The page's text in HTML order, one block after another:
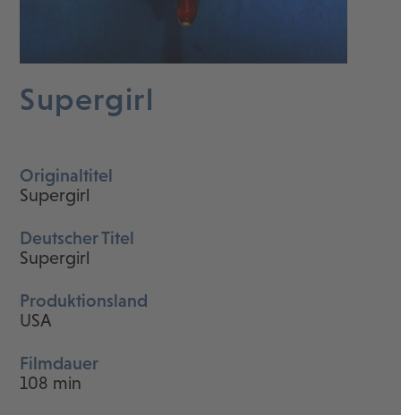
Supergirl
Originaltitel
Supergirl
Deutscher Titel
Supergirl
Produktionsland
USA
Filmdauer
108 min